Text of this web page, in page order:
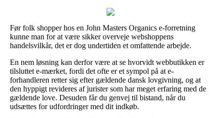
Før folk shopper hos en John Masters Organics e-forretning
kunne man for at være sikker overveje webshoppens
handelsvilkår, det er dog undertiden et omfattende arbejde.
En nem løsning kan derfor være at se hvorvidt webbutikken er
tilsluttet e-mærket, fordi det ofte er et sympol på at e-
forhandleren retter sig efter gældende dansk lovgivning, og at
den hyppigt revideres af jurister som har meget erfaring med de
gældende love. Desuden får du genvej til bistand, når du
udsættes for udfordringer med dit indkøb.